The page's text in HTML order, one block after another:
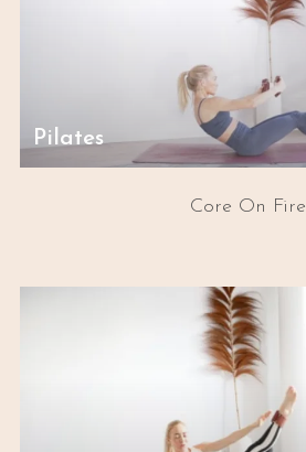
Pilates
Core On Fire